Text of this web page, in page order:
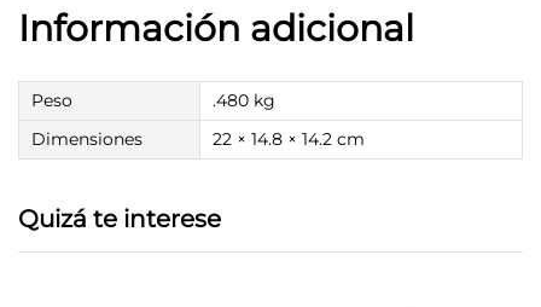
Información adicional
Peso
.480 kg
Dimensiones
22 × 14.8 × 14.2 cm
Quizá te interese